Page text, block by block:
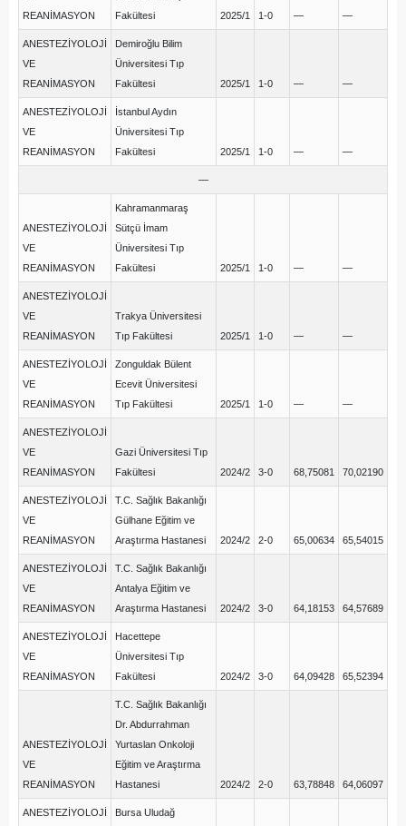
REANİMASYON
Fakültesi
2025/1 1-0 — —
ANESTEZİYOLOJİ
VE
REANİMASYON
Demiroğlu Bilim
Üniversitesi Tıp
Fakültesi
2025/1 1-0 — —
ANESTEZİYOLOJİ
VE
REANİMASYON
İstanbul Aydın
Üniversitesi Tıp
Fakültesi
2025/1 1-0 — —
—
ANESTEZİYOLOJİ
VE
REANİMASYON
Kahramanmaraş
Sütçü İmam
Üniversitesi Tıp
Fakültesi
2025/1 1-0 — —
ANESTEZİYOLOJİ
VE
REANİMASYON
Trakya Üniversitesi
Tıp Fakültesi
2025/1 1-0 — —
ANESTEZİYOLOJİ
VE
REANİMASYON
Zonguldak Bülent
Ecevit Üniversitesi
Tıp Fakültesi
2025/1 1-0 — —
ANESTEZİYOLOJİ
VE
REANİMASYON
Gazi Üniversitesi Tıp
Fakültesi
2024/2 3-0 68,75081 70,02190
ANESTEZİYOLOJİ
VE
REANİMASYON
T.C. Sağlık Bakanlığı
Gülhane Eğitim ve
Araştırma Hastanesi
2024/2 2-0 65,00634 65,54015
ANESTEZİYOLOJİ
VE
REANİMASYON
T.C. Sağlık Bakanlığı
Antalya Eğitim ve
Araştırma Hastanesi
2024/2 3-0 64,18153 64,57689
ANESTEZİYOLOJİ
VE
REANİMASYON
Hacettepe
Üniversitesi Tıp
Fakültesi
2024/2 3-0 64,09428 65,52394
ANESTEZİYOLOJİ
VE
REANİMASYON
T.C. Sağlık Bakanlığı
Dr. Abdurrahman
Yurtaslan Onkoloji
Eğitim ve Araştırma
Hastanesi
2024/2 2-0 63,78848 64,06097
ANESTEZİYOLOJİ
Bursa Uludağ